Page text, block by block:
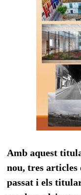
Amb aquest
nou, tres articles
passat i els